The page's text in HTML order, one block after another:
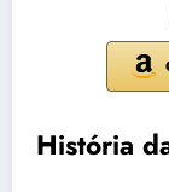
História